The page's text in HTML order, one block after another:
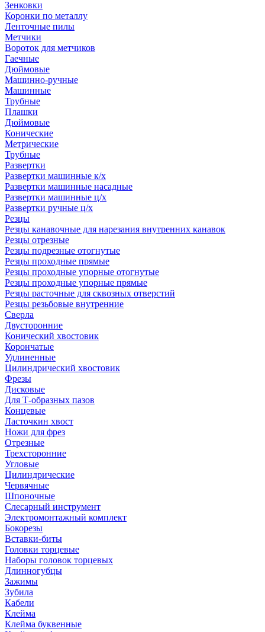
Зенковки
Коронки по металлу
Ленточные пилы
Метчики
Вороток для метчиков
Гаечные
Дюймовые
Машинно-ручные
Машинные
Трубные
Плашки
Дюймовые
Конические
Метрические
Трубные
Развертки
Развертки машинные к/х
Развертки машинные насадные
Развертки машинные ц/х
Развертки ручные ц/х
Резцы
Резцы канавочные для нарезания внутренних канавок
Резцы отрезные
Резцы подрезные отогнутые
Резцы проходные прямые
Резцы проходные упорные отогнутые
Резцы проходные упорные прямые
Резцы расточные для сквозных отверстий
Резцы резьбовые внутренние
Сверла
Двусторонние
Конический хвостовик
Корончатые
Удлиненные
Цилиндрический хвостовик
Фрезы
Дисковые
Для Т-образных пазов
Концевые
Ласточкин хвост
Ножи для фрез
Отрезные
Трехсторонние
Угловые
Цилиндрические
Червячные
Шпоночные
Слесарный инструмент
Электромонтажный комплект
Бокорезы
Вставки-биты
Головки торцевые
Наборы головок торцевых
Длинногубцы
Зажимы
Зубила
Кабели
Клейма
Клейма буквенные